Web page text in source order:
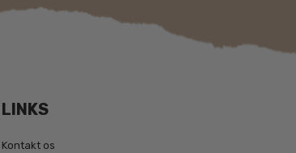
LINKS
Kontakt os